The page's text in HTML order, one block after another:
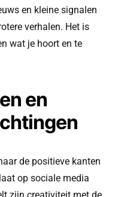
en kleine signalen
verhalen. Het is
wat je hoort en te
en
de positieve kanten
op sociale media